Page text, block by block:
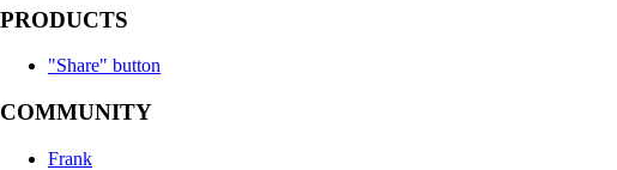
PRODUCTS
"Share" button
COMMUNITY
Frank